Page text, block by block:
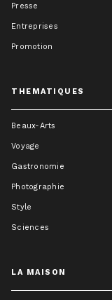
Presse
Entreprises
Promotion
THEMATIQUES
Beaux-Arts
Voyage
Gastronomie
Photographie
Style
Sciences
LA MAISON